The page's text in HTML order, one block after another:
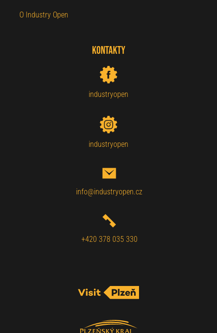
O Industry Open
Kontakty
industryopen
industryopen
info@industryopen.cz
+420 378 035 330